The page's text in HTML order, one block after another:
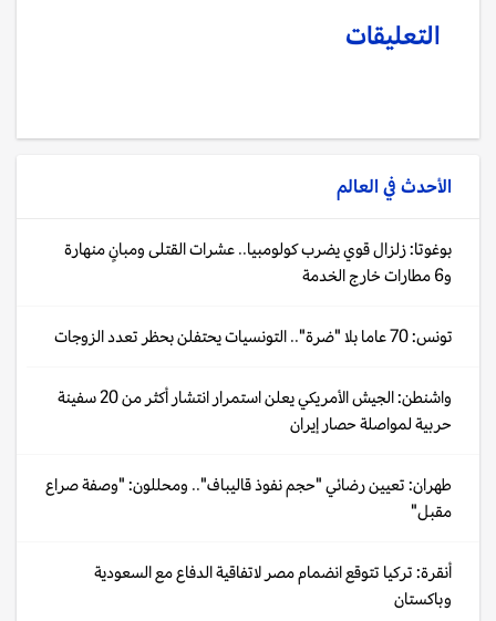
التعليقات
الأحدث في العالم
بوغوتا: زلزال قوي يضرب كولومبيا.. عشرات القتلى ومبانٍ منهارة
و6 مطارات خارج الخدمة
تونس: 70 عاما بلا "ضرة".. التونسيات يحتفلن بحظر تعدد الزوجات
واشنطن: الجيش الأمريكي يعلن استمرار انتشار أكثر من 20 سفينة
حربية لمواصلة حصار إيران
طهران: تعيين رضائي "حجم نفوذ قاليباف".. ومحللون: "وصفة صراع
مقبل"
أنقرة: تركيا تتوقع انضمام مصر لاتفاقية الدفاع مع السعودية
وباكستان